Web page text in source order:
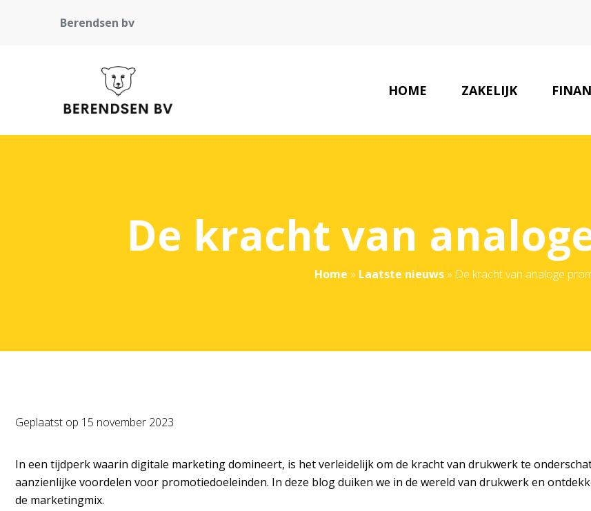
Berendsen bv
HOME ZAKELIJK
De kracht van
Home » Laatste nieuws » De kracht van analoge
Geplaatst op 15 november 2023
In een tijdperk waarin digitale marketing domineert, is het verleidelijk om de kracht van drukwerk te
aanzienlijke voordelen voor promotiedoeleinden. In deze blog duiken we in de wereld van drukwerk en
de marketingmix.